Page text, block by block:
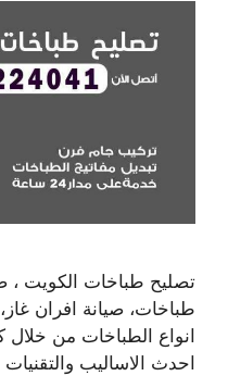
تصليح طباخات الكويت ،
طباخات، صيانة افران
انواع الطباخات من خلال
احدث الاساليب